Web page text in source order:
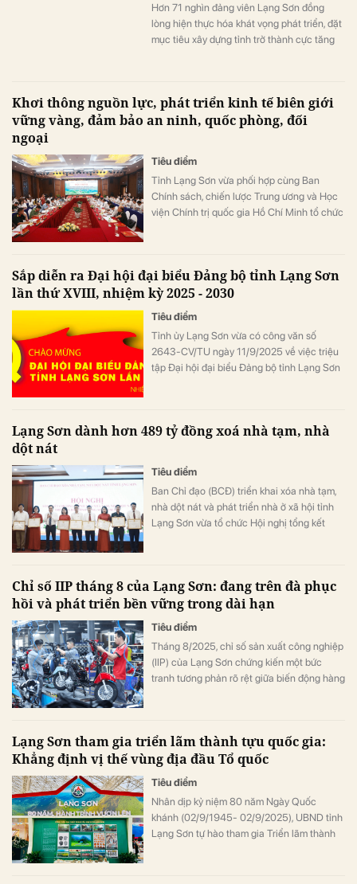
Hơn 71 nghìn đảng viên Lạng Sơn đồng
lòng hiện thực hóa khát vọng phát triển, đặt
mục tiêu xây dựng tỉnh trở thành cực tăng
Khơi thông nguồn lực, phát triển kinh tế biên giới
vững vàng, đảm bảo an ninh, quốc phòng, đối
ngoại
Tiêu điểm
Tỉnh Lạng Sơn vừa phối hợp cùng Ban
Chính sách, chiến lược Trung ương và Học
viện Chính trị quốc gia Hồ Chí Minh tổ chức
quốc phòng, an ninh, đối ngoại tỉnh Lạng
Sơn”.
Sắp diễn ra Đại hội đại biểu Đảng bộ tỉnh Lạng Sơn
lần thứ XVIII, nhiệm kỳ 2025 - 2030
Tiêu điểm
Tỉnh ủy Lạng Sơn vừa có công văn số
2643-CV/TU ngày 11/9/2025 về việc triệu
tập Đại hội đại biểu Đảng bộ tỉnh Lạng Sơn
Lạng Sơn dành hơn 489 tỷ đồng xoá nhà tạm, nhà
dột nát
Tiêu điểm
Ban Chỉ đạo (BCĐ) triển khai xóa nhà tạm,
nhà dột nát và phát triển nhà ở xã hội tỉnh
Lạng Sơn vừa tổ chức Hội nghị tổng kết
hoàn thành 100% mục tiêu đề ra, xóa bỏ
6.508 ngôi nhà tạm, nhà dột nát trước thời
Chỉ số IIP tháng 8 của Lạng Sơn: đang trên đà phục
hồi và phát triển bền vững trong dài hạn
Tiêu điểm
Tháng 8/2025, chỉ số sản xuất công nghiệp
(IIP) của Lạng Sơn chứng kiến một bức
tranh tương phản rõ rệt giữa biến động hàng
được đà tăng trưởng, cho thấy tiềm năng
phục hồi mạnh mẽ.
Lạng Sơn tham gia triển lãm thành tựu quốc gia:
Khẳng định vị thế vùng địa đầu Tổ quốc
Tiêu điểm
Nhân dịp kỷ niệm 80 năm Ngày Quốc
khánh (02/9/1945- 02/9/2025), UBND tỉnh
Lạng Sơn tự hào tham gia Triển lãm thành